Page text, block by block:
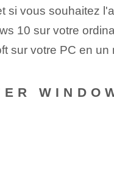
vous souhaitez
10 sur votre
sur votre ⁤PC en un